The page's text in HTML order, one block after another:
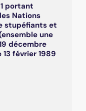
portant
Nations
stupéfiants et
une
décembre
février 1989